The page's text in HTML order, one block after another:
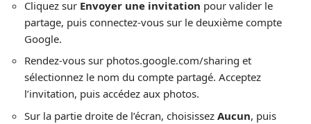
Cliquez sur Envoyer une invitation pour valider le
partage, puis connectez-vous sur le deuxième compte
Google.
Rendez-vous sur photos.google.com/sharing et
sélectionnez le nom du compte partagé. Acceptez
l’invitation, puis accédez aux photos.
Sur la partie droite de l’écran, choisissez Aucun, puis